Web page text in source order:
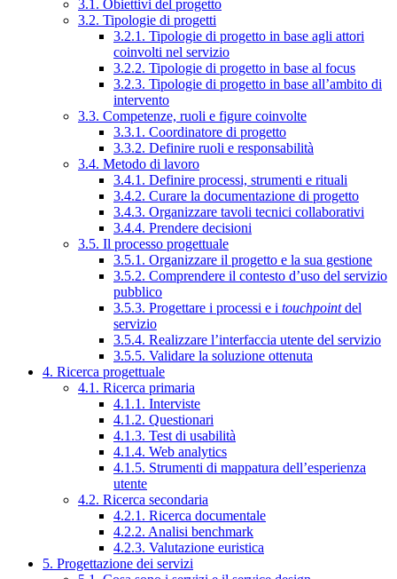
3.1. Obiettivi del progetto
3.2. Tipologie di progetti
3.2.1. Tipologie di progetto in base agli attori
coinvolti nel servizio
3.2.2. Tipologie di progetto in base al focus
3.2.3. Tipologie di progetto in base all’ambito di
intervento
3.3. Competenze, ruoli e figure coinvolte
3.3.1. Coordinatore di progetto
3.3.2. Definire ruoli e responsabilità
3.4. Metodo di lavoro
3.4.1. Definire processi, strumenti e rituali
3.4.2. Curare la documentazione di progetto
3.4.3. Organizzare tavoli tecnici collaborativi
3.4.4. Prendere decisioni
3.5. Il processo progettuale
3.5.1. Organizzare il progetto e la sua gestione
3.5.2. Comprendere il contesto d’uso del servizio
pubblico
3.5.3. Progettare i processi e i touchpointdel
servizio
3.5.4. Realizzare l’interfaccia utente del servizio
3.5.5. Validare la soluzione ottenuta
4. Ricerca progettuale
4.1. Ricerca primaria
4.1.1. Interviste
4.1.2. Questionari
4.1.3. Test di usabilità
4.1.4. Web analytics
4.1.5. Strumenti di mappatura dell’esperienza
utente
4.2. Ricerca secondaria
4.2.1. Ricerca documentale
4.2.2. Analisi benchmark
4.2.3. Valutazione euristica
5. Progettazione dei servizi